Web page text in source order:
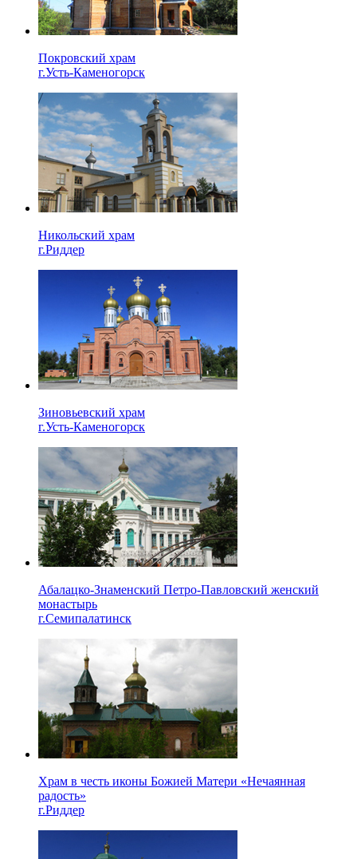
Покровский храм
г.Усть-Каменогорск
Никольский храм
г.Риддер
Зиновьевский храм
г.Усть-Каменогорск
Абалацко-Знаменский Петро-Павловский женский
монастырь
г.Семипалатинск
Храм в честь иконы Божией Матери «Нечаянная
радость»
г.Риддер